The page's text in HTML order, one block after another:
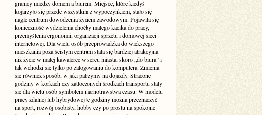
granicy między domem a biurem. Miejsce, które kiedyś
kojarzyło się przede wszystkim z wypoczynkiem, stało się
nagle centrum dowodzenia życiem zawodowym. Pojawiła się
konieczność wydzielenia choćby małego kącika do pracy,
przemyślenia ergonomii, organizacji sprzętu i domowej sieci
internetowej. Dla wielu osób przeprowadzka do większego
mieszkania poza ścisłym centrum stała się bardziej atrakcyjna
niż życie w małej kawalerce w sercu miasta, skoro „do biura” i
tak wchodzi się tylko po zalogowaniu do komputera. Zmienia
się również sposób, w jaki patrzymy na dojazdy. Stracone
godziny w korkach czy zatłoczonych środkach transportu stały
się dla wielu osób symbolem marnotrawstwa czasu. W modelu
pracy zdalnej lub hybrydowej te godziny można przeznaczyć
na sport, rozwój osobisty, hobby czy po prostu na spokojne